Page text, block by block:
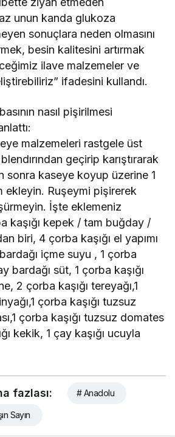
unun kanda glukoza
sonuçlara neden olmasını
besin kalitesini artırmak
ilave malzemeler ve
ifadesini kullandı.
nasıl pişirilmesi
malzemeleri rastgele üst
geçirip karıştırarak
sonra kaseye koyup üzerine 1
ekleyin. Ruşeymi pişirerek
İşte eklemeniz
kaşığı kepek / tam buğday /
biri, 4 çorba kaşığı el yapımı
içme suyu , 1 çorba
bardağı süt, 1 çorba kaşığı
2 çorba kaşığı tereyağı,1
çorba kaşığı tuzsuz
çorba kaşığı tuzsuz domates
kekik, 1 çay kaşığı ucuyla
fazlası: # Anadolu
Sayın